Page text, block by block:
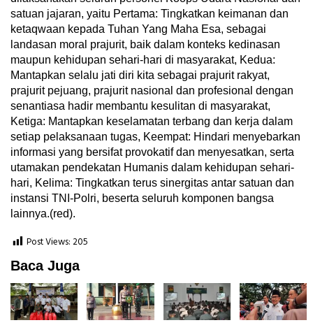
satuan jajaran, yaitu Pertama: Tingkatkan keimanan dan
ketaqwaan kepada Tuhan Yang Maha Esa, sebagai
landasan moral prajurit, baik dalam konteks kedinasan
maupun kehidupan sehari-hari di masyarakat, Kedua:
Mantapkan selalu jati diri kita sebagai prajurit rakyat,
prajurit pejuang, prajurit nasional dan profesional dengan
senantiasa hadir membantu kesulitan di masyarakat,
Ketiga: Mantapkan keselamatan terbang dan kerja dalam
setiap pelaksanaan tugas, Keempat: Hindari menyebarkan
informasi yang bersifat provokatif dan menyesatkan, serta
utamakan pendekatan Humanis dalam kehidupan sehari-
hari, Kelima: Tingkatkan terus sinergitas antar satuan dan
instansi TNI-Polri, beserta seluruh komponen bangsa
lainnya.(red).
Post Views:205
Baca Juga